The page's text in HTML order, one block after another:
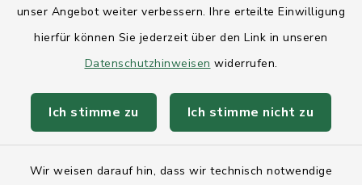
unser Angebot weiter verbessern. Ihre erteilte Einwilligung
hierfür können Sie jederzeit über den Link in unseren
Datenschutzhinweisen widerrufen.
Ich stimme zu Ich stimme nicht zu
Wir weisen darauf hin, dass wir technisch notwendige
AktivRegion Mittelholstein